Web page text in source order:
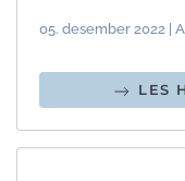
05. desember 2022 |
LES